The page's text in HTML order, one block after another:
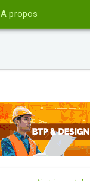
A propos